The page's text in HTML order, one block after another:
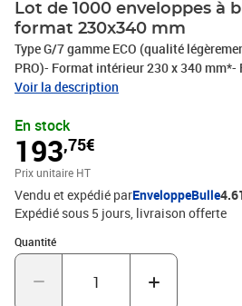
Lot de 1000 enveloppes à
format 230x340 mm
Type G/7 gamme ECO (qualité légèrement inférieure à la gamme
PRO)- Format intérieur 230 x 340 mm*-
mm**dimensions +/- 10mm- Fermeture
polyéthylène 50-55 microns- Bulles de
d'épaisseur 3,2 mmType Format
Exemples d'utilisationA/1 100x165mm
pin's, broches, petites figurines,
140x230mm Montres, colliers,
A6,...C/3 150x220mm 170x230mm CD
A5,...D/4 180x260mm 200x270mm DVD
format A5+,...E/5 220x260mm
220x340mm 240x350mm Livres
Voir la description
En stock
193,75€
Prix unitaire HT
Vendu et expédié parEnveloppeBulle
Expédié sous 5 jours livraison offerte
Quantité
Quantité : 1